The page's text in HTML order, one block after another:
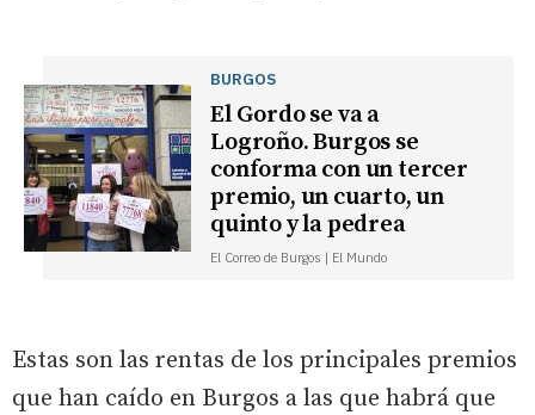
BURGOS
El Gordo se va a
Logroño. Burgos se
conforma con un tercer
premio, un cuarto, un
quinto y la pedrea
El Correo de Burgos | El Mundo
Estas son las rentas de los principales premios
que han caído en Burgos a las que habrá que